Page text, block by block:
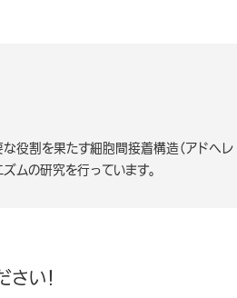
役割を果たす細胞間接着構造（アドヘレ
ムの研究を行っています。
い！